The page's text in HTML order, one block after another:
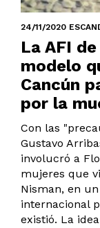
24/11/2020
La AFI
modelo
Cancún
por la
Con las
Gustavo
involucró a
mujeres que
Nisman, en
internacional
existió. La